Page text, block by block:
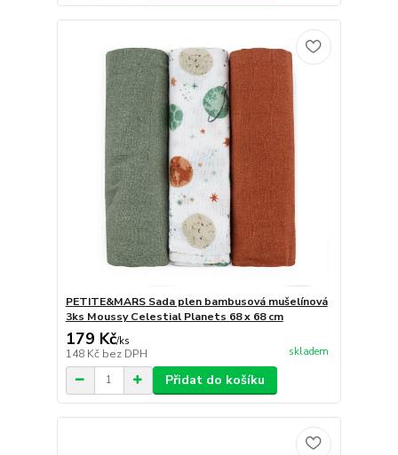
PETITE&MARS Sada plen bambusová mušelínová
3ks Moussy Celestial Planets 68 x 68 cm
179 Kč/ks
148 Kč bez DPH skladem
Přidat do košíku